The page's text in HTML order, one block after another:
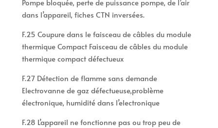
Pompe bloquée, perte de puissance pompe, de l’air
dans l’appareil, fiches CTN inversées.
F.25 Coupure dans le faisceau de câbles du module
thermique Compact Faisceau de câbles du module
thermique compact défectueux
F.27 Détection de flamme sans demande
Electrovanne de gaz défectueuse,problème
électronique, humidité dans l’electronique
F.28 L’appareil ne fonctionne pas ou trop peu de